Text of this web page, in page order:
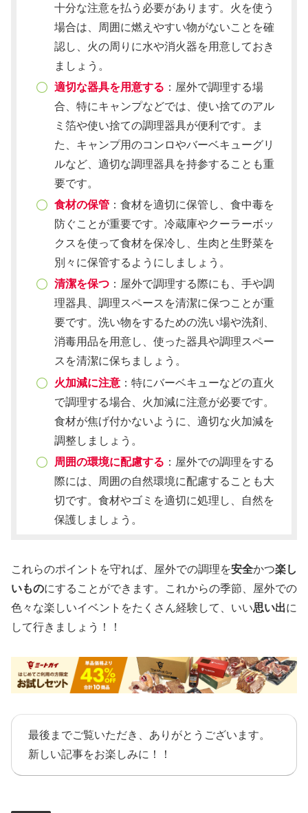
十分な注意を払う必要があります。火を使う
場合は、周囲に燃えやすい物がないことを確
認し、火の周りに水や消火器を用意しておき
ましょう。
適切な器具を用意する ：屋外で調理する場
合、特にキャンプなどでは、使い捨てのアル
ミ箔や使い捨ての調理器具が便利です。ま
た、キャンプ用のコンロやバーベキューグリ
ルなど、適切な調理器具を持参することも重
要です。
食材の保管：食材を適切に保管し、食中毒を
防ぐことが重要です。冷蔵庫やクーラーボッ
クスを使って食材を保冷し、生肉と生野菜を
別々に保管するようにしましょう。
清潔を保つ：屋外で調理する際にも、手や調
理器具、調理スペースを清潔に保つことが重
要です。洗い物をするための洗い場や洗剤、
消毒用品を用意し、使った器具や調理スペー
スを清潔に保ちましょう。
火加減に注意：特にバーベキューなどの直火
で調理する場合、火加減に注意が必要です。
食材が焦げ付かないように、適切な火加減を
調整しましょう。
周囲の環境に配慮する ：屋外での調理をする
際には、周囲の自然環境に配慮することも大
切です。食材やゴミを適切に処理し、自然を
保護しましょう。
これらのポイントを守れば、屋外での調理を安全かつ楽し
いものにすることができます。これからの季節、屋外での
色々な楽しいイベントをたくさん経験して、いい思い出に
して行きましょう！！
最後までご覧いただき、ありがとうございます。
新しい記事をお楽しみに！！